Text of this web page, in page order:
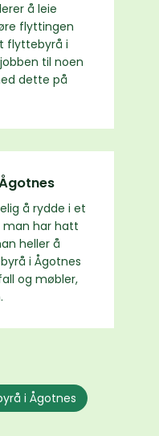
å leie
flyttingen
flyttebyrå i
til noen
dette på
å rydde i et
man har hatt
heller å
i Ågotnes
og møbler,
i Ågotnes